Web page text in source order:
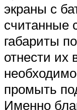
экраны с
считанные
габариты
отнести их
промыть
Именно